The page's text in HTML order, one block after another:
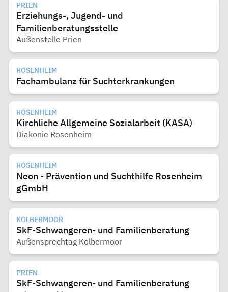
PRIEN
Erziehungs-, Jugend- und
Familienberatungsstelle
Außenstelle Prien
ROSENHEIM
Fachambulanz für Suchterkrankungen
ROSENHEIM
Kirchliche Allgemeine Sozialarbeit (KASA)
Diakonie Rosenheim
ROSENHEIM
Neon - Prävention und Suchthilfe Rosenheim
gGmbH
KOLBERMOOR
SkF-Schwangeren- und Familienberatung
Außensprechtag Kolbermoor
PRIEN
SkF-Schwangeren- und Familienberatung